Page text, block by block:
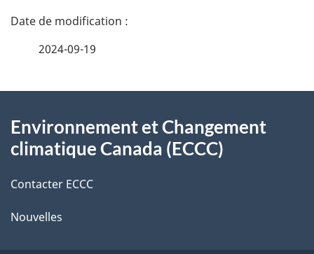
D
i
s
d
2024-09-19
propos
ce
site
Environnement et Changement
climatique Canada (ECCC)
Contacter ECCC
Nouvelles